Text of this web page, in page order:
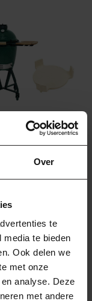
Over
te
te bieden
Ook delen we
met onze
analyse. Deze
met andere